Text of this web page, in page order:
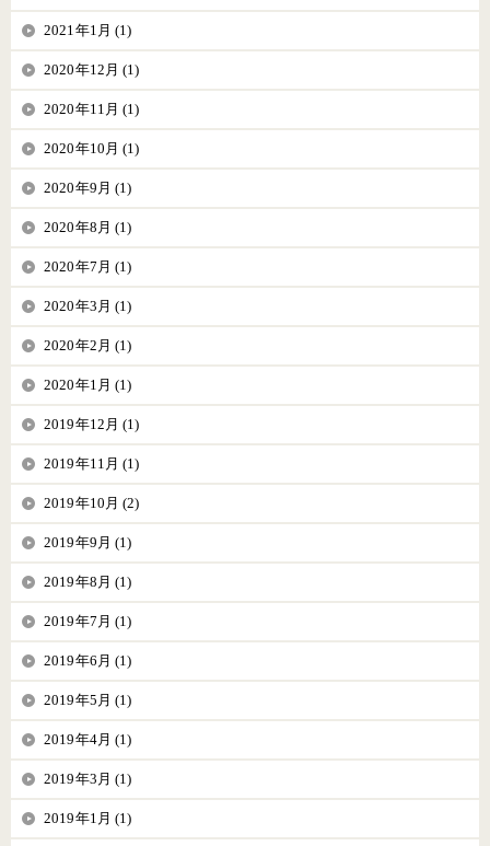
2021年1月 (1)
2020年12月 (1)
2020年11月 (1)
2020年10月 (1)
2020年9月 (1)
2020年8月 (1)
2020年7月 (1)
2020年3月 (1)
2020年2月 (1)
2020年1月 (1)
2019年12月 (1)
2019年11月 (1)
2019年10月 (2)
2019年9月 (1)
2019年8月 (1)
2019年7月 (1)
2019年6月 (1)
2019年5月 (1)
2019年4月 (1)
2019年3月 (1)
2019年1月 (1)